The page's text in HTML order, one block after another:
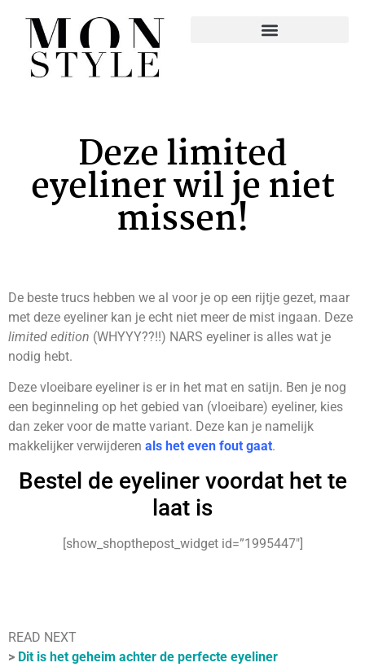
Deze limited
eyeliner wil je niet
missen!
De beste trucs hebben we al voor je op een rijtje gezet, maar
met deze eyeliner kan je echt niet meer de mist ingaan. Deze
limited edition (WHYYY??!!) NARS eyeliner is alles wat je
nodig hebt.
Deze vloeibare eyeliner is er in het mat en satijn. Ben je nog
een beginneling op het gebied van (vloeibare) eyeliner, kies
dan zeker voor de matte variant. Deze kan je namelijk
makkelijker verwijderen als het even fout gaat.
Bestel de eyeliner voordat het te
laat is
[show_shopthepost_widget id=”1995447″]
READ NEXT
> Dit is het geheim achter de perfecte eyeliner